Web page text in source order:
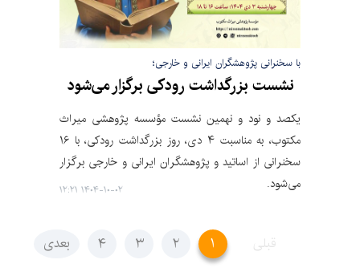
با سخنرانی پژوهشگران ایرانی و خارجی؛
نشست بزرگداشت رودکی برگزار می‌شود
یکصد و نود و نهمین نشست مؤسسه پژوهشی میراث
مکتوب، به مناسبت ۴ دی، روز بزرگداشت رودکی، با ۱۶
سخنرانی از اساتید و پژوهشگران ایرانی و خارجی برگزار
می‌شود.
۱۴۰۴-۱۰-۰۲ ۱۲:۲۱
قبلی ۱ ۲ ۳ ۴ بعدی